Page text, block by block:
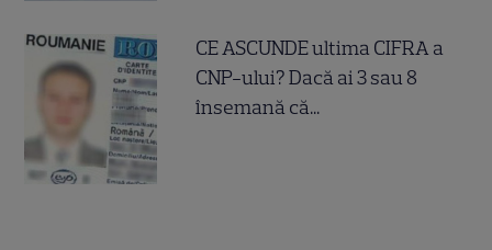
CE ASCUNDE ultima CIFRA a
CNP-ului? Dacă ai 3 sau 8
însemană că...